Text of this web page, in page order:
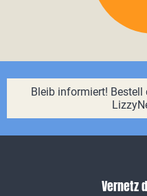
Bleib informiert! Bestell
Vernetz